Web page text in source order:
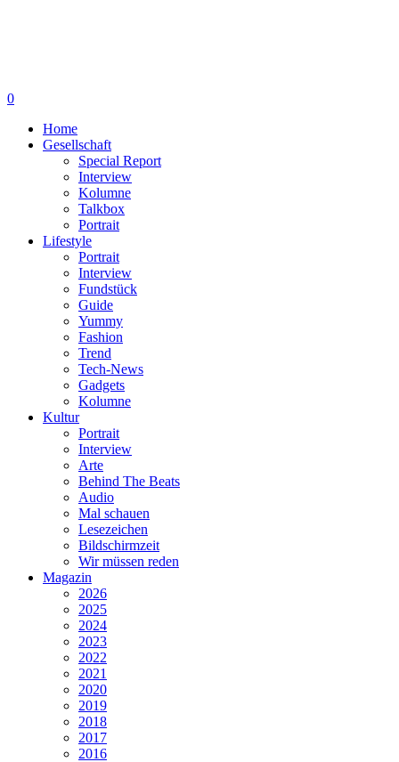
0
Home
Gesellschaft
Special Report
Interview
Kolumne
Talkbox
Portrait
Lifestyle
Portrait
Interview
Fundstück
Guide
Yummy
Fashion
Trend
Tech-News
Gadgets
Kolumne
Kultur
Portrait
Interview
Arte
Behind The Beats
Audio
Mal schauen
Lesezeichen
Bildschirmzeit
Wir müssen reden
Magazin
2026
2025
2024
2023
2022
2021
2020
2019
2018
2017
2016